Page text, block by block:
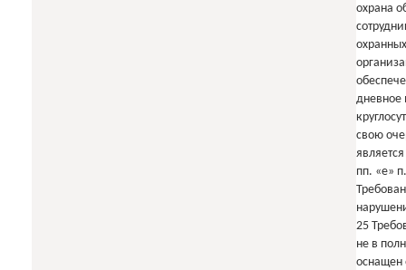
охрана
охранных
дневное
свою
пп. «е»
25
не в
оснащен